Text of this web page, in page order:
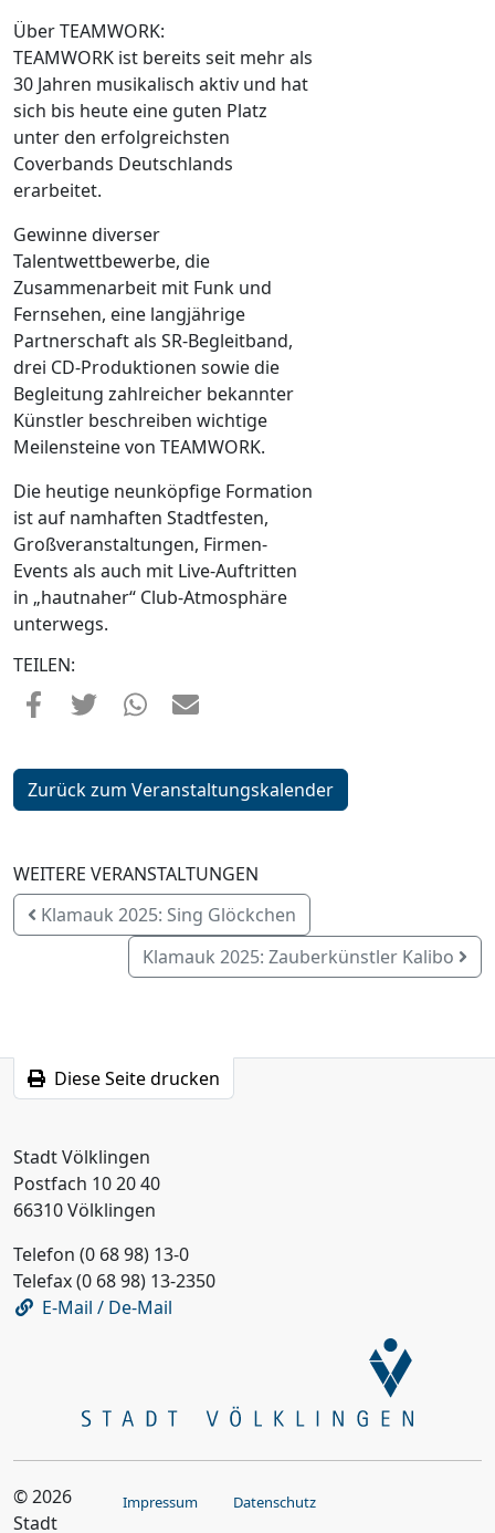
Über TEAMWORK:
TEAMWORK ist bereits seit mehr als
30 Jahren musikalisch aktiv und hat
sich bis heute eine guten Platz
unter den erfolgreichsten
Coverbands Deutschlands
erarbeitet.
Gewinne diverser
Talentwettbewerbe, die
Zusammenarbeit mit Funk und
Fernsehen, eine langjährige
Partnerschaft als SR-Begleitband,
drei CD-Produktionen sowie die
Begleitung zahlreicher bekannter
Künstler beschreiben wichtige
Meilensteine von TEAMWORK.
Die heutige neunköpfige Formation
ist auf namhaften Stadtfesten,
Großveranstaltungen, Firmen-
Events als auch mit Live-Auftritten
in „hautnaher“ Club-Atmosphäre
unterwegs.
TEILEN:
Zurück zum Veranstaltungskalender
WEITERE VERANSTALTUNGEN
Klamauk 2025: Sing Glöckchen
Klamauk 2025: Zauberkünstler Kalibo
Diese Seite drucken
Stadt Völklingen
Postfach 10 20 40
66310 Völklingen
Telefon (0 68 98) 13-0
Telefax (0 68 98) 13-2350
E-Mail / De-Mail
© 2026
Stadt
Impressum
Datenschutz